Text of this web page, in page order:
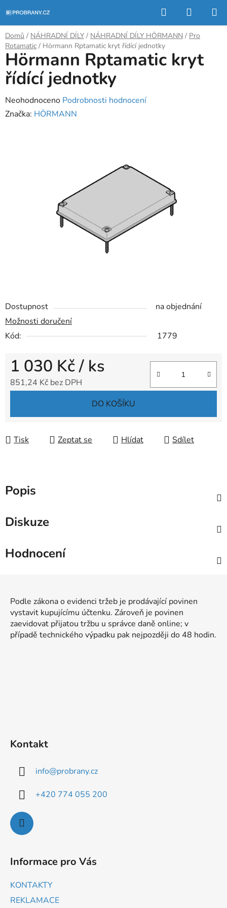
na
obsah
Hledat
KOŠÍK
Domů / NÁHRADNÍ DÍLY / NÁHRADNÍ DÍLY HÖRMANN / Pro
Rotamatic / Hörmann Rptamatic kryt řídící jednotky
Dostupnost
na objednání
Možnosti doručení
Kód:
1779
1 030 Kč/ ks
851,24 Kč bez DPH
DO KOŠÍKU
Tisk Zeptat se Hlídat Sdílet
Hörmann Rptamatic kryt
řídící jednotky
Průměrné
hodnocení
Neohodnoceno Podrobnosti hodnocení
Značka: HÖRMANN
Popis
Diskuze
Hodnocení
Podle zákona o evidenci tržeb je prodávající povinen
vystavit kupujícímu účtenku. Zároveň je povinen
zaevidovat přijatou tržbu u správce daně online; v
případě technického výpadku pak nejpozději do 48 hodin.
Kontakt
info@probrany.cz
+420 774 055 200
Informace pro Vás
KONTAKTY
REKLAMACE